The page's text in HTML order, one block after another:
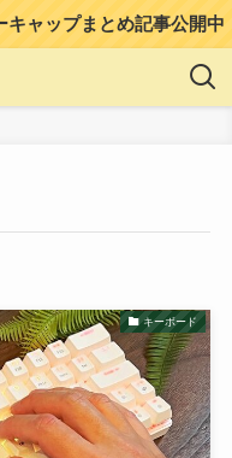
ャップまとめ記事公開中
キーボード